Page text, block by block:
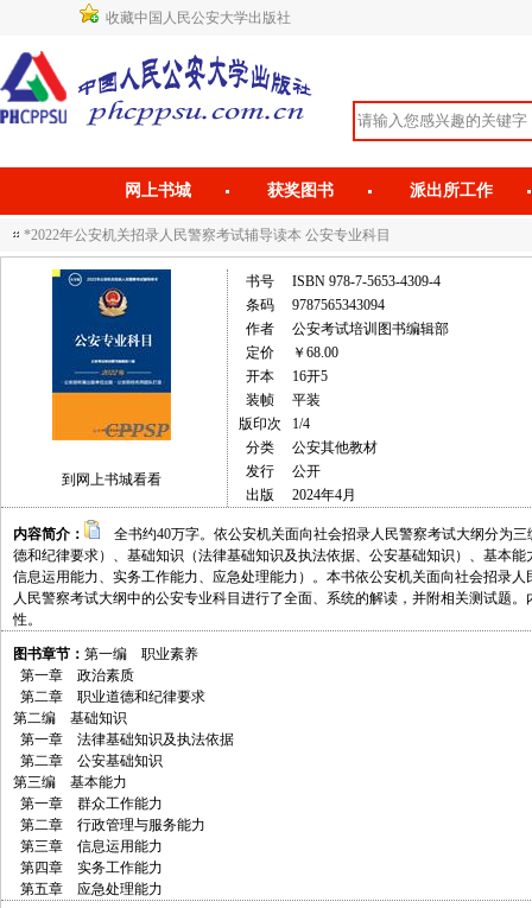
收藏中国人民公安大学出版社
网上书城 获奖图书 派出所工作
*2022年公安机关招录人民警察考试辅导读本 公安专业科目
到网上书城看看
书号
ISBN 978-7-5653-4309-4
条码
9787565343094
作者
公安考试培训图书编辑部
定价
￥68.00
开本
16开5
装帧
平装
版印次
1/4
分类
公安其他教材
发行
公开
出版
2024年4月
内容简介：
全书约40万字。依公安机关面向社会招录人民警察考试大纲分为
德和纪律要求）、基础知识（法律基础知识及执法依据、公安基础知识）、基本
信息运用能力、实务工作能力、应急处理能力）。本书依公安机关面向社会招录
人民警察考试大纲中的公安专业科目进行了全面、系统的解读，并附相关测试题
性。
图书章节： 第一编 职业素养
第一章 政治素质
第二章 职业道德和纪律要求
第二编 基础知识
第一章 法律基础知识及执法依据
第二章 公安基础知识
第三编 基本能力
第一章 群众工作能力
第二章 行政管理与服务能力
第三章 信息运用能力
第四章 实务工作能力
第五章 应急处理能力